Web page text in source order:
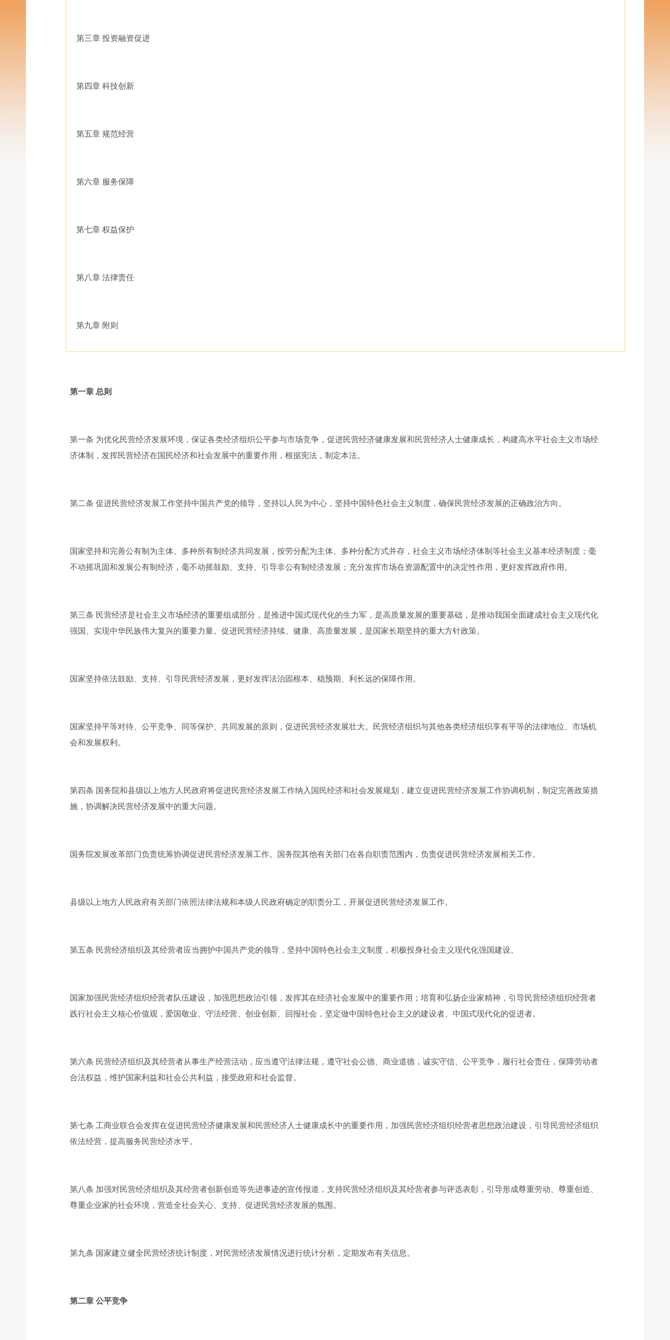
第三章 投资融资促进
第四章 科技创新
第五章 规范经营
第六章 服务保障
第七章 权益保护
第八章 法律责任
第九章 附则
第一章 总则
第一条 为优化民营经济发展环境，保证各类经济组织公平参与市场竞争，促进民营经济健康发展和民营经济人士健康成长，构建高水平社会主义市场经
济体制，发挥民营经济在国民经济和社会发展中的重要作用，根据宪法，制定本法。
第二条 促进民营经济发展工作坚持中国共产党的领导，坚持以人民为中心，坚持中国特色社会主义制度，确保民营经济发展的正确政治方向。
国家坚持和完善公有制为主体、多种所有制经济共同发展，按劳分配为主体、多种分配方式并存，社会主义市场经济体制等社会主义基本经济制度；毫
不动摇巩固和发展公有制经济，毫不动摇鼓励、支持、引导非公有制经济发展；充分发挥市场在资源配置中的决定性作用，更好发挥政府作用。
第三条 民营经济是社会主义市场经济的重要组成部分，是推进中国式现代化的生力军，是高质量发展的重要基础，是推动我国全面建成社会主义现代化
强国、实现中华民族伟大复兴的重要力量。促进民营经济持续、健康、高质量发展，是国家长期坚持的重大方针政策。
国家坚持依法鼓励、支持、引导民营经济发展，更好发挥法治固根本、稳预期、利长远的保障作用。
国家坚持平等对待、公平竞争、同等保护、共同发展的原则，促进民营经济发展壮大。民营经济组织与其他各类经济组织享有平等的法律地位、市场机
会和发展权利。
第四条 国务院和县级以上地方人民政府将促进民营经济发展工作纳入国民经济和社会发展规划，建立促进民营经济发展工作协调机制，制定完善政策措
施，协调解决民营经济发展中的重大问题。
国务院发展改革部门负责统筹协调促进民营经济发展工作。国务院其他有关部门在各自职责范围内，负责促进民营经济发展相关工作。
县级以上地方人民政府有关部门依照法律法规和本级人民政府确定的职责分工，开展促进民营经济发展工作。
第五条 民营经济组织及其经营者应当拥护中国共产党的领导，坚持中国特色社会主义制度，积极投身社会主义现代化强国建设。
国家加强民营经济组织经营者队伍建设，加强思想政治引领，发挥其在经济社会发展中的重要作用；培育和弘扬企业家精神，引导民营经济组织经营者
践行社会主义核心价值观，爱国敬业、守法经营、创业创新、回报社会，坚定做中国特色社会主义的建设者、中国式现代化的促进者。
第六条 民营经济组织及其经营者从事生产经营活动，应当遵守法律法规，遵守社会公德、商业道德，诚实守信、公平竞争，履行社会责任，保障劳动者
合法权益，维护国家利益和社会公共利益，接受政府和社会监督。
第七条 工商业联合会发挥在促进民营经济健康发展和民营经济人士健康成长中的重要作用，加强民营经济组织经营者思想政治建设，引导民营经济组织
依法经营，提高服务民营经济水平。
第八条 加强对民营经济组织及其经营者创新创造等先进事迹的宣传报道，支持民营经济组织及其经营者参与评选表彰，引导形成尊重劳动、尊重创造、
尊重企业家的社会环境，营造全社会关心、支持、促进民营经济发展的氛围。
第九条 国家建立健全民营经济统计制度，对民营经济发展情况进行统计分析，定期发布有关信息。
第二章 公平竞争